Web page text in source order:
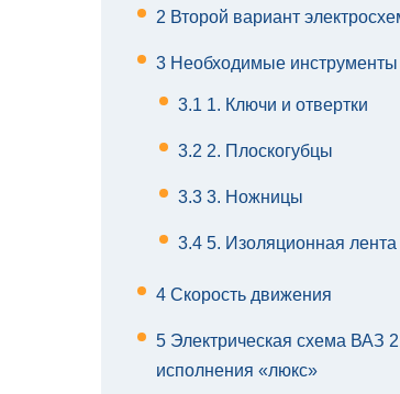
2 Второй вариант
3 Необходимые инструменты
3.1 1. Ключи и отвертки
3.2 2. Плоскогубцы
3.3 3. Ножницы
3.4 5. Изоляционная
4 Скорость движения
5 Электрическая схема ВАЗ
исполнения «люкс»